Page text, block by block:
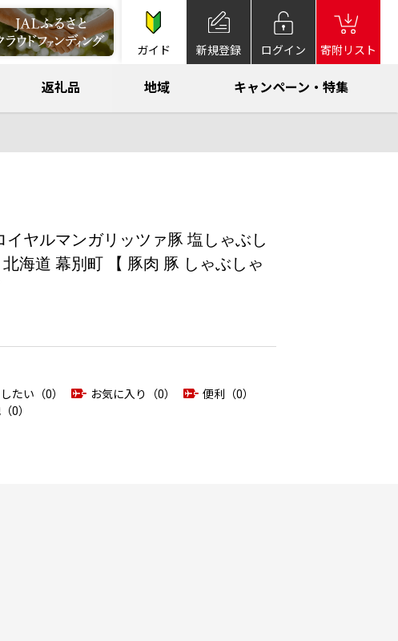
ガイド 新規登録 ログイン 寄附リスト
返礼品 地域 キャンペーン・特集
イヤルマンガリッツァ豚 塩しゃぶし
海道 幕別町 【 豚肉 豚 しゃぶしゃ
たい（0） お気に入り（0）
便利（0）
0）